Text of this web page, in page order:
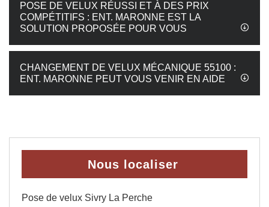
POSE DE VELUX RÉUSSI ET À DES PRIX
COMPÉTITIFS : ENT. MARONNE EST LA
SOLUTION PROPOSÉE POUR VOUS
CHANGEMENT DE VELUX MÉCANIQUE 55100 :
ENT. MARONNE PEUT VOUS VENIR EN AIDE
Nous localiser
Pose de velux Sivry La Perche